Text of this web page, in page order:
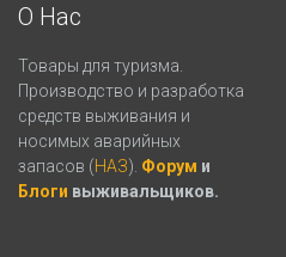
О Нас
Товары для туризма.
Производство и разработка
средств выживания и
носимых аварийных
запасов (НАЗ). Форум и
Блоги выживальщиков.